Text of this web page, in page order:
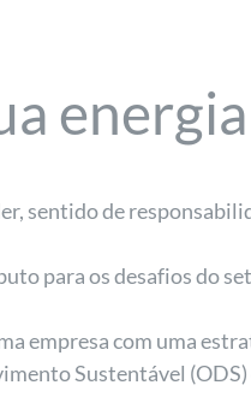
energia
sentido de
para os desafios do
empresa com uma
Sustentável (ODS)